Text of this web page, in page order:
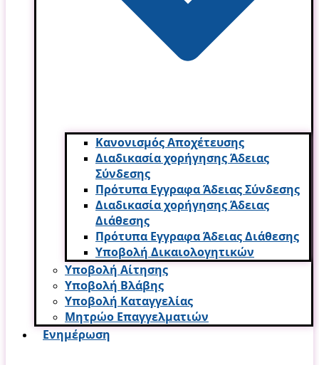
Κανονισμός Αποχέτευσης
Διαδικασία χορήγησης Άδειας
Σύνδεσης
Πρότυπα Εγγραφα Άδειας Σύνδεσης
Διαδικασία χορήγησης Άδειας
Διάθεσης
Πρότυπα Εγγραφα Άδειας Διάθεσης
Υποβολή Δικαιολογητικών
Υποβολή Αίτησης
Υποβολή Βλάβης
Υποβολή Καταγγελίας
Μητρώο Επαγγελματιών
Ενημέρωση